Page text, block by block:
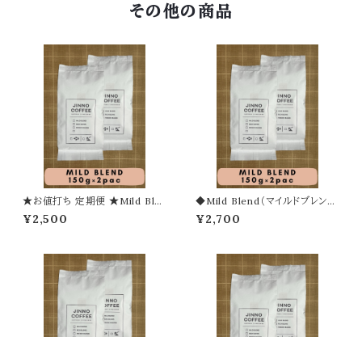
その他の商品
★お値打ち 定期便 ★Mild Ble
nd（マイルドブレンド）【豆】
¥2,500
◆Mild Blend（マイルドブレン
ド）150g × 2袋
¥2,700